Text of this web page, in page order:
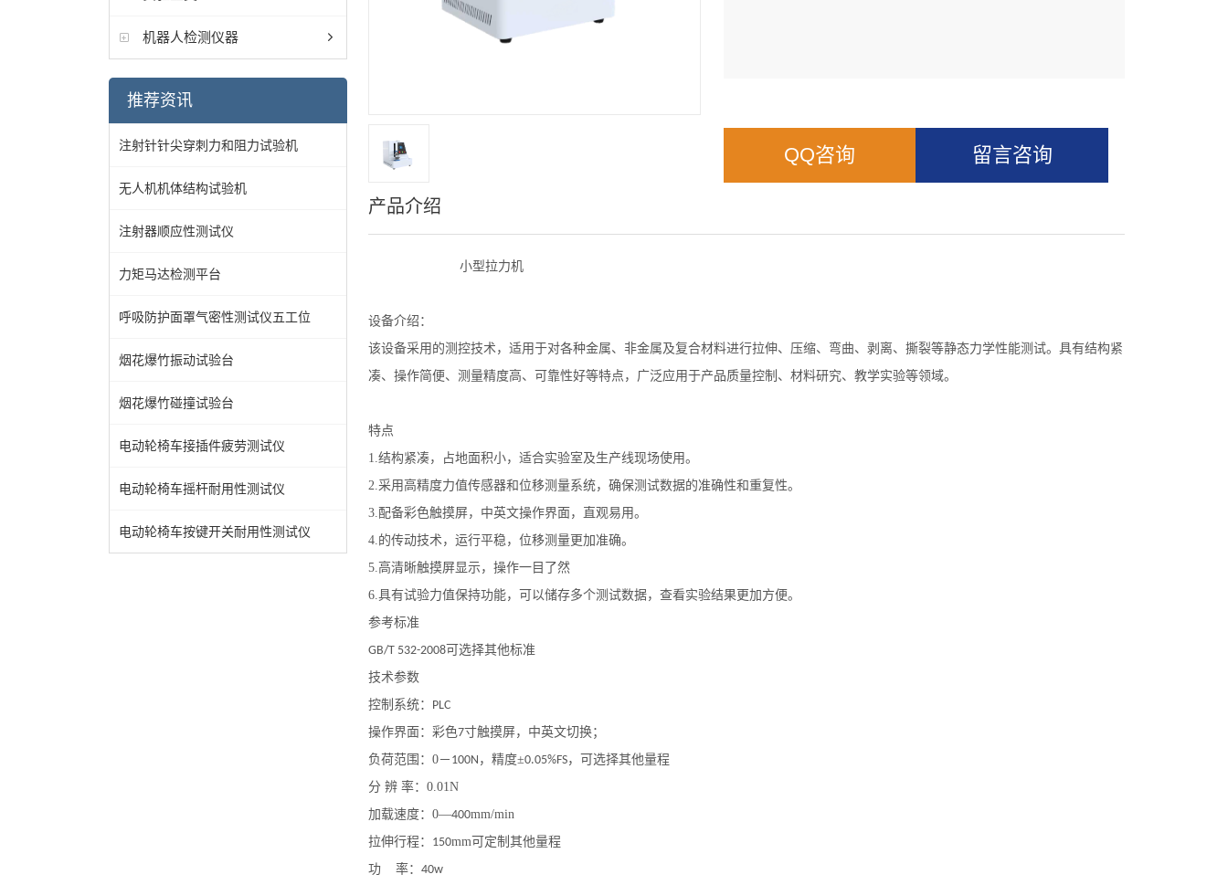
机器人检测仪器
推荐资讯
注射针针尖穿刺力和阻力试验机
无人机机体结构试验机
注射器顺应性测试仪
力矩马达检测平台
呼吸防护面罩气密性测试仪五工位
烟花爆竹振动试验台
烟花爆竹碰撞试验台
电动轮椅车接插件疲劳测试仪
电动轮椅车摇杆耐用性测试仪
电动轮椅车按键开关耐用性测试仪
QQ咨询 留言咨询
产品介绍
小型拉力机
设备介绍：
该设备采用的测控技术，适用于对各种金属、非金属及复合材料进行拉伸、压缩、弯曲、剥离、撕裂等静态力学性能测试。具有结构紧
凑、操作简便、测量精度高、可靠性好等特点，广泛应用于产品质量控制、材料研究、教学实验等领域。
特点
1.结构紧凑，占地面积小，适合实验室及生产线现场使用。
2.采用高精度力值传感器和位移测量系统，确保测试数据的准确性和重复性。
3.配备彩色触摸屏，中英文操作界面，直观易用。
4.的传动技术，运行平稳，位移测量更加准确。
5.高清晰触摸屏显示，操作一目了然
6.具有试验力值保持功能，可以储存多个测试数据，查看实验结果更加方便。
参考标准
GB/T 532-2008可选择其他标准
技术参数
控制系统： PLC
操作界面：彩色7寸触摸屏，中英文切换；
负荷范围： 0－ 100N ，精度±0.05%FS，可选择其他量程
分 辨 率： 0.01N
加载速度： 0—400mm/min
拉伸行程： 150mm可定制其他量程
功
率： 40w